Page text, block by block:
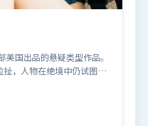
国出品的悬疑类型作品。
，人物在绝境中仍试图守
讲究空间与节奏，文戏部
导，廖凡、段奕宏、白
于2016年8月1日（美国）